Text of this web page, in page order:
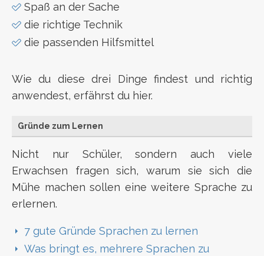
Spaß an der Sache
die richtige Technik
die passenden Hilfsmittel
Wie du diese drei Dinge findest und richtig
anwendest, erfährst du hier.
Gründe zum Lernen
Nicht nur Schüler, sondern auch viele
Erwachsen fragen sich, warum sie sich die
Mühe machen sollen eine weitere Sprache zu
erlernen.
7 gute Gründe Sprachen zu lernen
Was bringt es, mehrere Sprachen zu